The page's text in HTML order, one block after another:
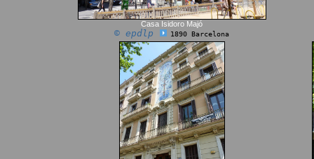
Casa Isidoro Majó
© epdlp 1890 Barcelona